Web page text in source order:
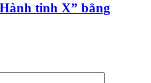
tinh X” bằng